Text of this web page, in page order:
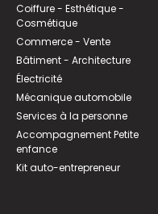
Coiffure - Esthétique -
Cosmétique
Commerce - Vente
Bâtiment - Architecture
Électricité
Mécanique automobile
Services à la personne
Accompagnement Petite
enfance
Kit auto-entrepreneur